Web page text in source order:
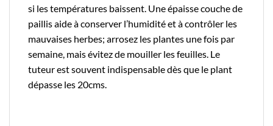
si les températures baissent. Une épaisse couche de
paillis aide à conserver l’humidité et à contrôler les
mauvaises herbes; arrosez les plantes une fois par
semaine, mais évitez de mouiller les feuilles. Le
tuteur est souvent indispensable dès que le plant
dépasse les 20cms.